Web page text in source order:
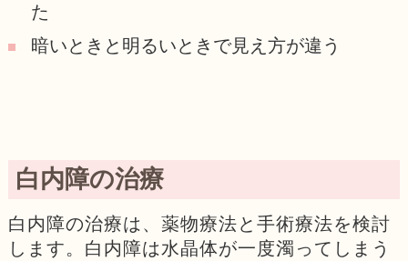
た
暗いときと明るいときで見え方が違う
白内障の治療
白内障の治療は、薬物療法と手術療法を検討
します。白内障は水晶体が一度濁ってしまう